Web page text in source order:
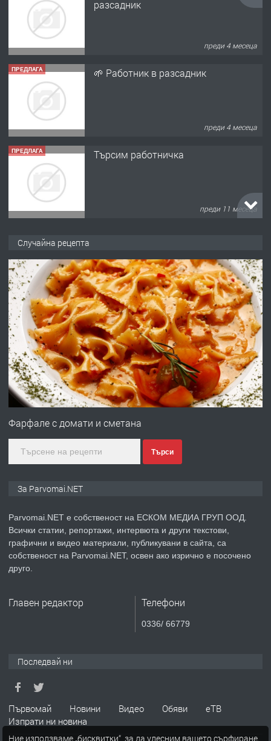
разсадник
преди 4 месеца
ПРЕДЛАГА 🌱 Работник в разсадник
преди 4 месеца
ПРЕДЛАГА Търсим работничка
преди 11 месеца
преди 1 година
ПРЕДЛАГА Работа за общи работници
преди 1 година
ПРЕДЛАГА
Първи поход "По стъпките на Ангел
преди 1 година
ПРЕДЛАГА Уроци по Математика
ТЪРСИ Търсим работник
Случайна рецепта
Фарфале с домати и сметана
Търси
За Parvomai.NET
Parvomai.NET е собственост на ЕСКОМ МЕДИА ГРУП ООД.
Всички статии, репортажи, интервюта и други текстови,
графични и видео материали, публикувани в сайта, са
собственост на Parvomai.NET, освен ако изрично е посочено
друго.
Главен редактор Телефони
0336/ 66779
Последвай ни
Първомай Новини Видео Обяви
еТВ
Изпрати ни новина
Ние използваме „бисквитки“, за да улесним вашето сърфиране.